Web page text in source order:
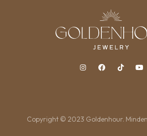
Copyright © 2023 Goldenhour.